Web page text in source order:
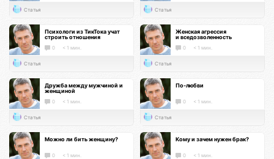
Статья Статья
Психологи из ТикТока учат
строить отношения
0 < 1 мин.
Статья
Женская агрессия
и вседозволенность
0 < 1 мин.
Статья
Дружба между мужчиной и
женщиной
0 < 1 мин.
Статья
По-любви
0 < 1 мин.
Статья
Можно ли бить женщину?
0 < 1 мин.
Кому и зачем нужен брак?
0 < 1 мин.